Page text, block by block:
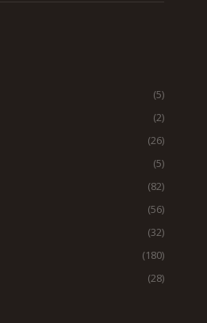
(5)
(2)
(26)
(5)
(82)
(56)
(32)
(180)
(28)